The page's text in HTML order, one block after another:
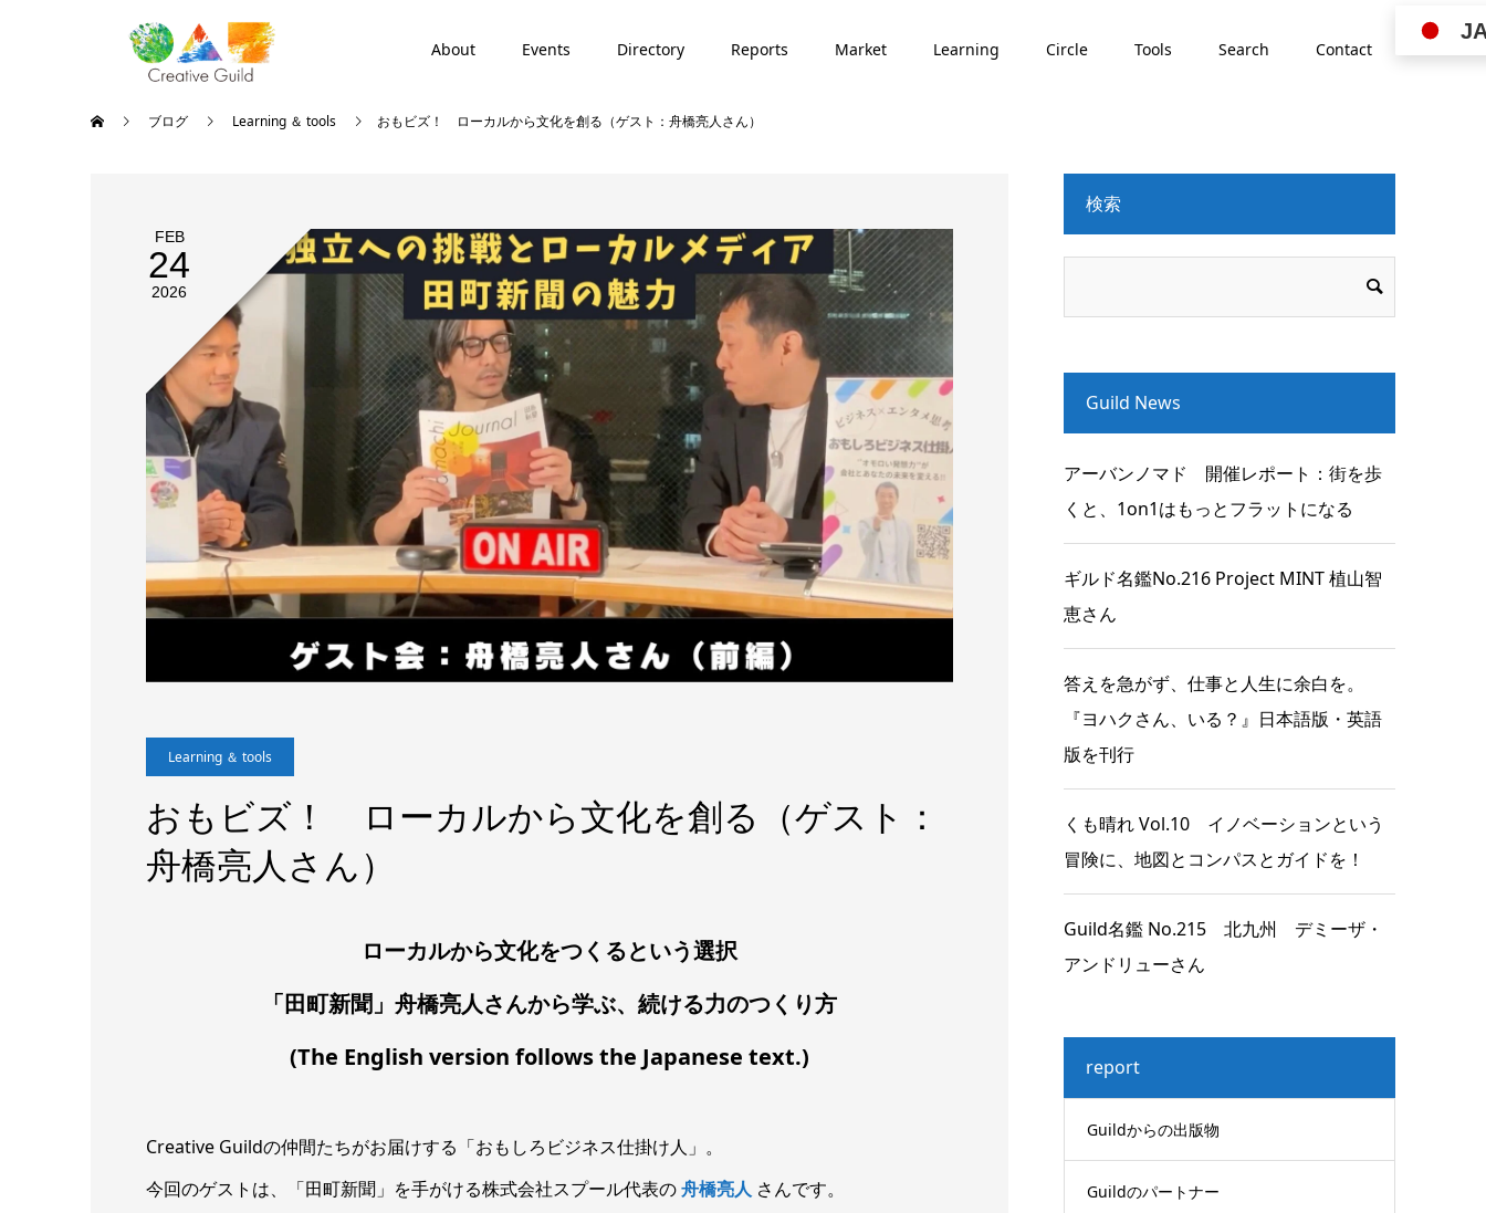
About Events Directory Reports Market Learning Circle Tools Search Contact
JA
ブログ Learning ＆ tools おもビズ！ ローカルから文化を創る（ゲスト：舟橋亮人さん）
FEB
24
2026
Learning ＆ tools
おもビズ！ ローカルから文化を創る（ゲスト：
舟橋亮人さん）
ローカルから文化をつくるという選択
「田町新聞」舟橋亮人さんから学ぶ、続ける力のつくり方
(The English version follows the Japanese text.)
Creative Guildの仲間たちがお届けする「おもしろビジネス仕掛け人」。
今回のゲストは、「田町新聞」を手がける株式会社スプール代表の舟橋亮人 さんです。
検索
Guild News
アーバンノマド 開催レポート：街を歩
くと、1on1はもっとフラットになる
ギルド名鑑No.216 Project MINT 植山智
恵さん
答えを急がず、仕事と人生に余白を。
『ヨハクさん、いる？』日本語版・英語
版を刊行
くも晴れ Vol.10 イノベーションという
冒険に、地図とコンパスとガイドを！
Guild名鑑 No.215 北九州 デミーザ・
アンドリューさん
report
Guildからの出版物
Guildのパートナー